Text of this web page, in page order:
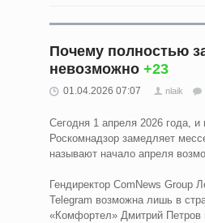
Почему полностью
невозможно +23
01.04.2026 07:07 nlaik
Сегодня 1 апреля 2026 года,
Роскомнадзор замедляет
называют начало апреля
Гендиректор ComNews Group
Telegram возможна лишь в
«Комфортел» Дмитрий Петров